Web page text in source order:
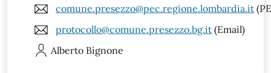
comune.presezzo@pec.regione.lombardia.it
protocollo@comune.presezzo.bg.it (Email)
Alberto Bignone